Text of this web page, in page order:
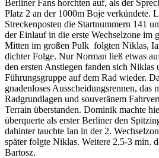
Berliner Fans horchten auf, als der
Platz 2 an der 1000m Boje verkündete.
Streckenposten die Startnummern 141
der Einlauf in die erste Wechselzone im
Mitten im großen Pulk folgten Niklas,
dichter Folge. Nur Norman ließ etwas
den ersten Anstiegen fanden sich Niklas
Führungsgruppe auf dem Rad wieder.
gnadenloses Ausscheidungsrennen, das
Radgrundlagen und souveränem
Terrain überstanden. Dominik machte
überquerte als erster Berliner den
dahinter tauchte Ian in der 2.
später folgte Niklas. Weitere 2,5-3 min.
Bartosz.